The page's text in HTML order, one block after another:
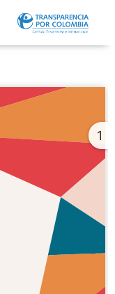
1